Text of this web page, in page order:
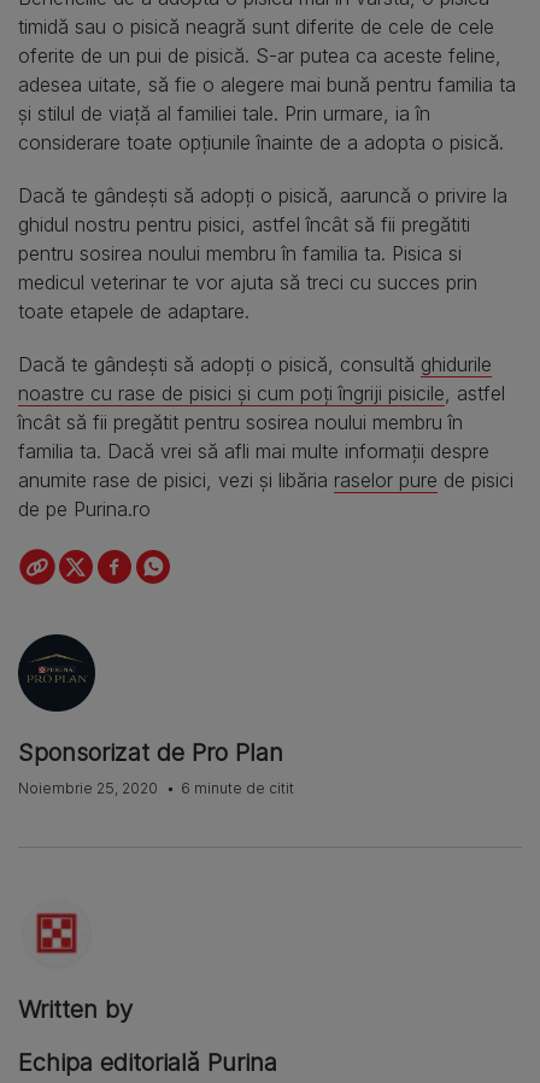
timidă sau o pisică neagră sunt diferite de cele de cele
oferite de un pui de pisică. S-ar putea ca aceste feline,
adesea uitate, să fie o alegere mai bună pentru familia ta
și stilul de viață al familiei tale. Prin urmare, ia în
considerare toate opțiunile înainte de a adopta o pisică.
Dacă te gândești să adopți o pisică, aaruncă o privire la
ghidul nostru pentru pisici, astfel încât să fii pregătiti
pentru sosirea noului membru în familia ta. Pisica si
medicul veterinar te vor ajuta să treci cu succes prin
toate etapele de adaptare.
Dacă te gândești să adopți o pisică, consultă ghidurile
noastre cu rase de pisici și cum poți îngriji pisicile , astfel
încât să fii pregătit pentru sosirea noului membru în
familia ta. Dacă vrei să afli mai multe informații despre
anumite rase de pisici, vezi și libăria raselor pure de pisici
de pe Purina.ro
Sponsorizat de Pro Plan
Noiembrie 25, 2020 6 minute de citit
Written by
Echipa editorială Purina